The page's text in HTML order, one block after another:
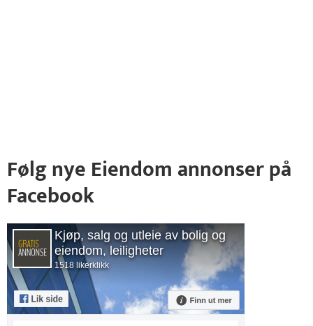
Følg nye Eiendom annonser på
Facebook
Kjøp, salg og utleie av bolig og
eiendom, leiligheter
1518 likerklikk